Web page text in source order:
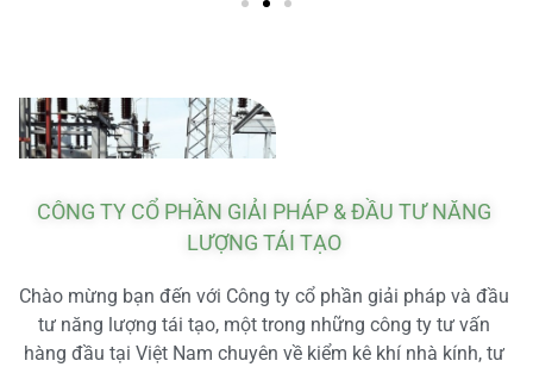
CÔNG TY CỔ PHẦN GIẢI PHÁP & ĐẦU TƯ NĂNG
LƯỢNG TÁI TẠO
Chào mừng bạn đến với Công ty cổ phần giải pháp và đầu
tư năng lượng tái tạo, một trong những công ty tư vấn
hàng đầu tại Việt Nam chuyên về kiểm kê khí nhà kính, tư